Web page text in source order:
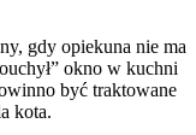
gdy opiekuna nie ma
okno w kuchni
być traktowane
kota.